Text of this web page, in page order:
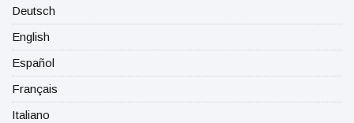
Deutsch
English
Español
Français
Italiano